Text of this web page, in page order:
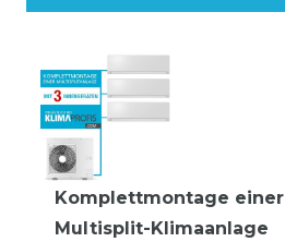
Komplettmontage einer
Multisplit-Klimaanlage